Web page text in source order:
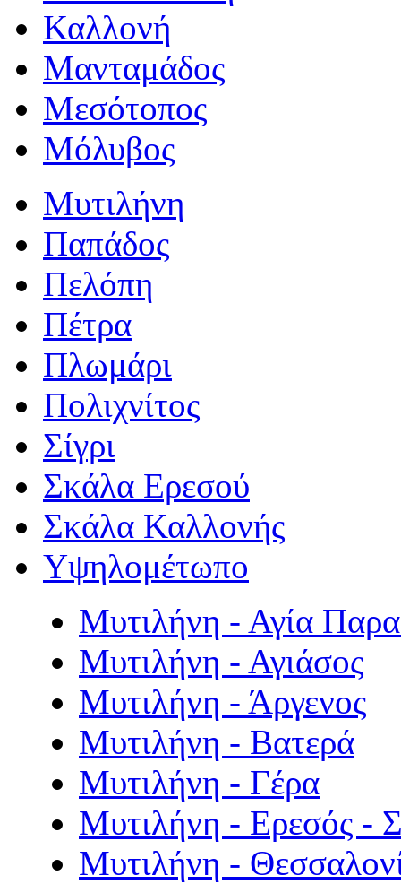
Καλλονή
Μανταμάδος
Μεσότοπος
Μόλυβος
Μυτιλήνη
Παπάδος
Πελόπη
Πέτρα
Πλωμάρι
Πολιχνίτος
Σίγρι
Σκάλα Ερεσού
Σκάλα Καλλονής
Υψηλομέτωπο
Μυτιλήνη - Αγία
Μυτιλήνη - Αγιάσος
Μυτιλήνη - Άργενος
Μυτιλήνη - Βατερά
Μυτιλήνη - Γέρα
Μυτιλήνη - Ερεσός -
Μυτιλήνη -